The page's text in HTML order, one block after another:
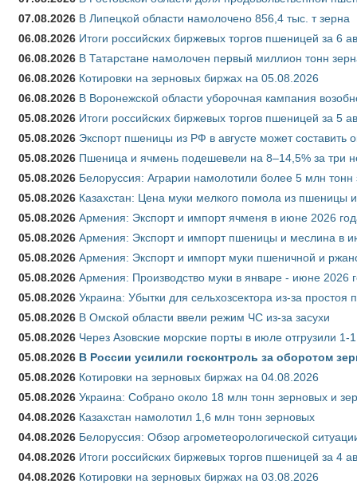
07.08.2026 В Липецкой области намолочено 856,4 тыс. т зерна
06.08.2026 Итоги российских биржевых торгов пшеницей за 6
06.08.2026 В Татарстане намолочен первый миллион тонн
06.08.2026 Котировки на зерновых биржах на 05.08.2026
06.08.2026 В Воронежской области уборочная кампания
05.08.2026 Итоги российских биржевых торгов пшеницей за 5
05.08.2026 Экспорт пшеницы из РФ в августе может составить
05.08.2026 Пшеница и ячмень подешевели на 8–14,5% за три
05.08.2026 Белоруссия: Аграрии намолотили более 5 млн тонн
05.08.2026 Казахстан: Цена муки мелкого помола из пшеницы
05.08.2026 Армения: Экспорт и импорт ячменя в июне 2026
05.08.2026 Армения: Экспорт и импорт пшеницы и меслина в
05.08.2026 Армения: Экспорт и импорт муки пшеничной и
05.08.2026 Армения: Производство муки в январе - июне 2026
05.08.2026 Украина: Убытки для сельхозсектора из-за простоя
05.08.2026 В Омской области ввели режим ЧС из-за засухи
05.08.2026 Через Азовские морские порты в июле отгрузили
05.08.2026 В России усилили госконтроль за оборотом
05.08.2026 Котировки на зерновых биржах на 04.08.2026
05.08.2026 Украина: Собрано около 18 млн тонн зерновых и
04.08.2026 Казахстан намолотил 1,6 млн тонн зерновых
04.08.2026 Белоруссия: Обзор агрометеорологической
04.08.2026 Итоги российских биржевых торгов пшеницей за 4
04.08.2026 Котировки на зерновых биржах на 03.08.2026